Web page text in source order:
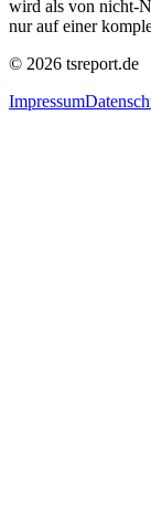
wird als von nicht-
nur auf einer
© 2026 tsreport.de
Impressum